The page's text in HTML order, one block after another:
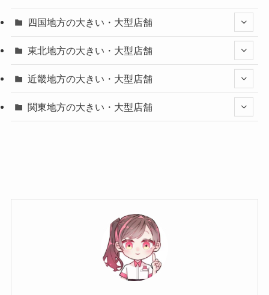
四国地方の大きい・大型店舗
東北地方の大きい・大型店舗
近畿地方の大きい・大型店舗
関東地方の大きい・大型店舗